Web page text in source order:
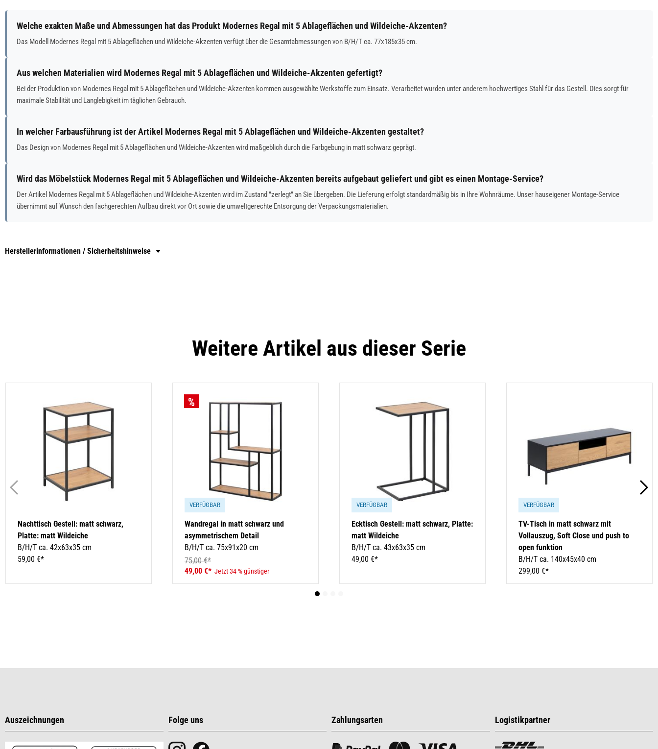
Welche exakten Maße und Abmessungen hat das Produkt Modernes Regal mit 5 Ablageflächen und Wildeiche-Akzenten?
Das Modell Modernes Regal mit 5 Ablageflächen und Wildeiche-Akzenten verfügt über die Gesamtabmessungen von B/H/T ca. 77x185x35 cm.
Aus welchen Materialien wird Modernes Regal mit 5 Ablageflächen und Wildeiche-Akzenten gefertigt?
Bei der Produktion von Modernes Regal mit 5 Ablageflächen und Wildeiche-Akzenten kommen ausgewählte Werkstoffe zum Einsatz. Verarbeitet wurden unter anderem hochwertiges Stahl für das Gestell. Dies sorgt für
maximale Stabilität und Langlebigkeit im täglichen Gebrauch.
In welcher Farbausführung ist der Artikel Modernes Regal mit 5 Ablageflächen und Wildeiche-Akzenten gestaltet?
Das Design von Modernes Regal mit 5 Ablageflächen und Wildeiche-Akzenten wird maßgeblich durch die Farbgebung in matt schwarz geprägt.
Wird das Möbelstück Modernes Regal mit 5 Ablageflächen und Wildeiche-Akzenten bereits aufgebaut geliefert und gibt es einen Montage-Service?
Der Artikel Modernes Regal mit 5 Ablageflächen und Wildeiche-Akzenten wird im Zustand "zerlegt" an Sie übergeben. Die Lieferung erfolgt standardmäßig bis in Ihre Wohnräume. Unser hauseigener Montage-Service
übernimmt auf Wunsch den fachgerechten Aufbau direkt vor Ort sowie die umweltgerechte Entsorgung der Verpackungsmaterialien.
Herstellerinformationen / Sicherheitshinweise
Weitere Artikel aus dieser Serie
Nachttisch Gestell: matt schwarz,
Platte: matt Wildeiche
B/H/T ca. 42x63x35 cm
59,00 €*
VERFÜGBAR
Wandregal in matt schwarz und
asymmetrischem Detail
B/H/T ca. 75x91x20 cm
75,00 €*
49,00 €* Jetzt 34 % günstiger
VERFÜGBAR
Ecktisch Gestell: matt schwarz, Platte:
matt Wildeiche
B/H/T ca. 43x63x35 cm
49,00 €*
VERFÜGBAR
TV-Tisch in matt schwarz mit
Vollauszug, Soft Close und push to
open funktion
B/H/T ca. 140x45x40 cm
299,00 €*
Auszeichnungen Folge uns Zahlungsarten Logistikpartner